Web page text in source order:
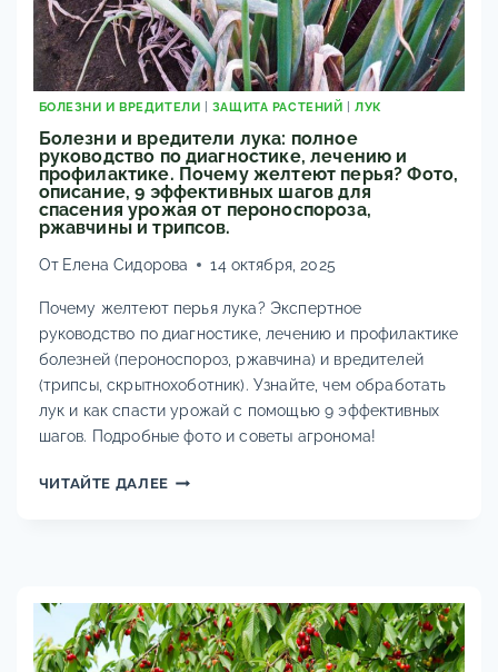
БОЛЕЗНИ И ВРЕДИТЕЛИ | ЗАЩИТА РАСТЕНИЙ |ЛУК
Болезни и вредители лука: полное
руководство по диагностике, лечению и
профилактике. Почему желтеют перья? Фото,
описание, 9 эффективных шагов для
спасения урожая от пероноспороза,
ржавчины и трипсов.
От Елена Сидорова 14 октября, 2025
Почему желтеют перья лука? Экспертное
руководство по диагностике, лечению и профилактике
болезней (пероноспороз, ржавчина) и вредителей
(трипсы, скрытнохоботник). Узнайте, чем обработать
лук и как спасти урожай с помощью 9 эффективных
шагов. Подробные фото и советы агронома!
ЧИТАЙТЕ ДАЛЕЕБОЛЕЗНИ
ПО
ДИАГНОСТИКЕ,
ЛЕЧЕНИЮ